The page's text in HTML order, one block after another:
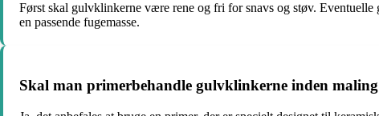
Først skal gulvklinkerne være rene og fri for snavs og støv.
en passende fugemasse.
Skal man primerbehandle gulvklinkerne inden